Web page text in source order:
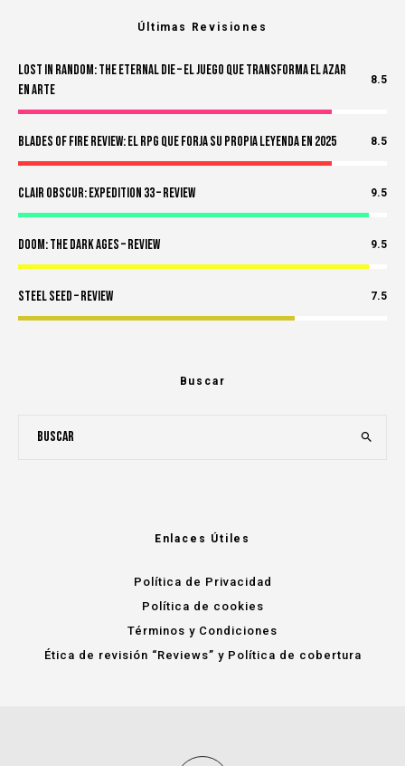
Últimas Revisiones
Lost in Random: The Eternal Die – El Juego Que Transforma el Azar
en Arte
8.5
Blades of Fire Review: El RPG Que Forja Su Propia Leyenda en 2025 8.5
Clair Obscur: Expedition 33 – Review 9.5
Doom: The Dark Ages – Review 9.5
Steel Seed – Review 7.5
Buscar
Enlaces Útiles
Política de Privacidad
Política de cookies
Términos y Condiciones
Ética de revisión “Reviews” y Política de cobertura